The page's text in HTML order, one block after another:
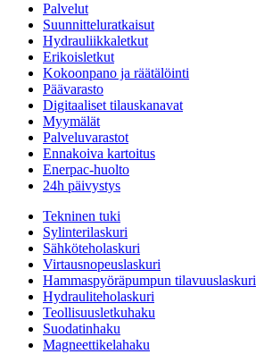
Palvelut
Suunnitteluratkaisut
Hydrauliikkaletkut
Erikoisletkut
Kokoonpano ja räätälöinti
Päävarasto
Digitaaliset tilauskanavat
Myymälät
Palveluvarastot
Ennakoiva kartoitus
Enerpac-huolto
24h päivystys
Tekninen tuki
Sylinterilaskuri
Sähköteholaskuri
Virtausnopeuslaskuri
Hammaspyöräpumpun tilavuuslaskuri
Hydrauliteholaskuri
Teollisuusletkuhaku
Suodatinhaku
Magneettikelahaku